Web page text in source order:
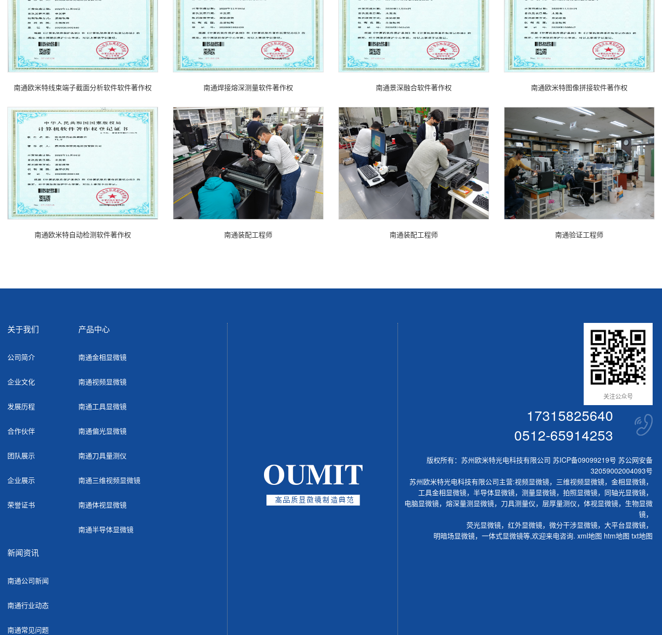
南通欧米特线束端子截面分析软件软件著作权 南通焊接熔深测量软件著作权 南通景深融合软件著作权 南通欧米特图像拼接软件著作权
南通欧米特自动检测软件著作权 南通装配工程师 南通装配工程师 南通验证工程师
关于我们
公司简介
企业文化
发展历程
合作伙伴
团队展示
企业展示
荣誉证书
产品中心
南通金相显微镜
南通视频显微镜
南通工具显微镜
南通偏光显微镜
南通刀具量测仪
南通三维视频显微镜
南通体视显微镜
南通半导体显微镜
新闻资讯
南通公司新闻
南通行业动态
南通常见问题
关注公众号
17315825640
0512-65914253
版权所有：苏州欧米特光电科技有限公司 苏ICP备09099219号 苏公网安备
32059002004093号
苏州欧米特光电科技有限公司主营:视频显微镜， 三维视频显微镜， 金相显微镜，
工具金相显微镜， 半导体显微镜， 测量显微镜， 拍照显微镜， 同轴光显微镜，
电脑显微镜， 熔深量测显微镜， 刀具测量仪， 层厚量测仪， 体视显微镜， 生物显微
镜，
荧光显微镜， 红外显微镜， 微分干涉显微镜， 大平台显微镜，
明暗场显微镜， 一体式显微镜等,欢迎来电咨询. xml地图 htm地图 txt地图